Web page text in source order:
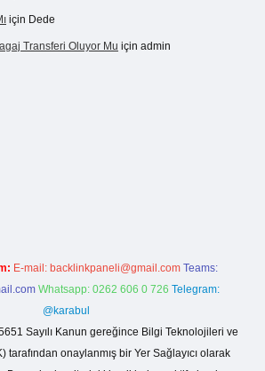
için Dede
Transferi Oluyor Mu için admin
E-mail: backlinkpaneli@gmail.com Teams:
Whatsapp: 0262 606 0 726 Telegram:
@karabul
Sayılı Kanun gereğince Bilgi Teknolojileri ve
tarafından onaylanmış bir Yer Sağlayıcı olarak